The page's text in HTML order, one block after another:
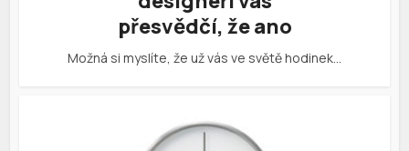
přesvědčí, že ano
Možná si myslíte, že už vás ve světě hodinek…